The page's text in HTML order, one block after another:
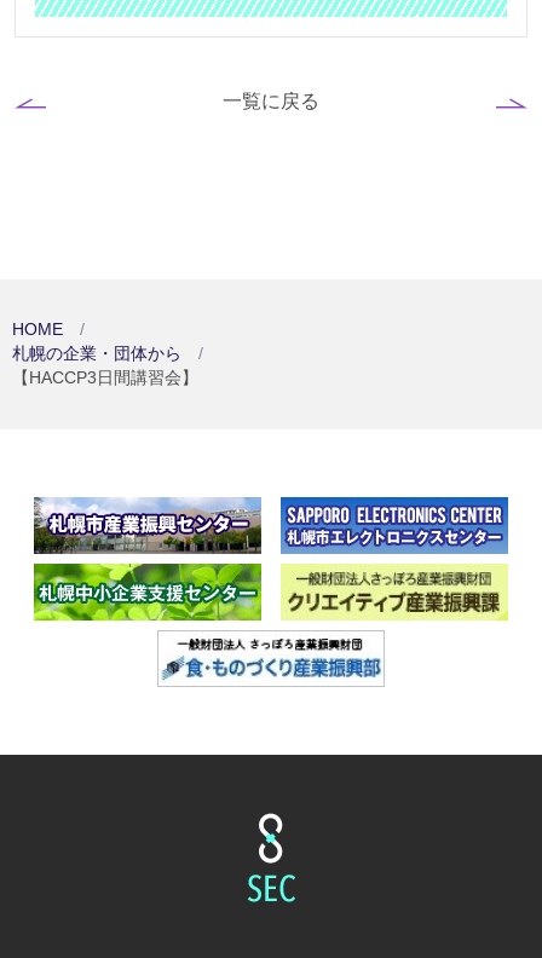
一覧に戻る
HOME
札幌の企業・団体から
【HACCP3日間講習会】